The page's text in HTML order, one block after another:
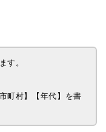
す。
町村】【年代】を書